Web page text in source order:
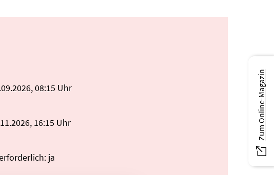
08:15 Uhr
16:15 Uhr
ja
Zum Online-Magazin